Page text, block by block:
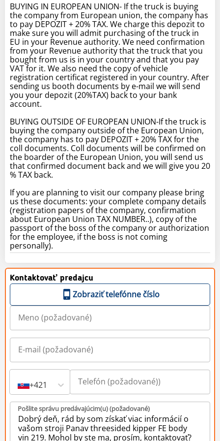
BUYING IN EUROPEAN UNION- If the truck is buying
the company from European union, the company has
to pay DEPOZIT + 20% TAX. We charge this depozit to
make sure you will admit purchasing of the truck in
EU in your Revenue authority. We need confirmation
from your Revenue authority that the truck that you
bought from us is in your country and that you pay
VAT for it. We also need the copy of vehicle
registration certificat registered in your country. After
sending us booth documents by e-mail we will send
you your depozit (20%TAX) back to your bank
account.
BUYING OUTSIDE OF EUROPEAN UNION-If the truck is
buying the company outside of the European Union,
the company has to pay DEPOZIT + 20% TAX for the
coll documents. Coll documents will be confirmed on
the boarder of the European Union, you will send us
that confirmed document back and we will give you 20
% TAX back.
If you are planning to visit our company please bring
us these documents: your complete company details
(registration papers of the company, confirmation
about European Union TAX NUMBER..), copy of the
passport of the boss of the company or authorization
for the employee, if the boss is not coming
personally).
Kontaktovať predajcu
Zobraziť telefónne číslo
+421
Pošlite správu predávajúcim(u) (požadované)